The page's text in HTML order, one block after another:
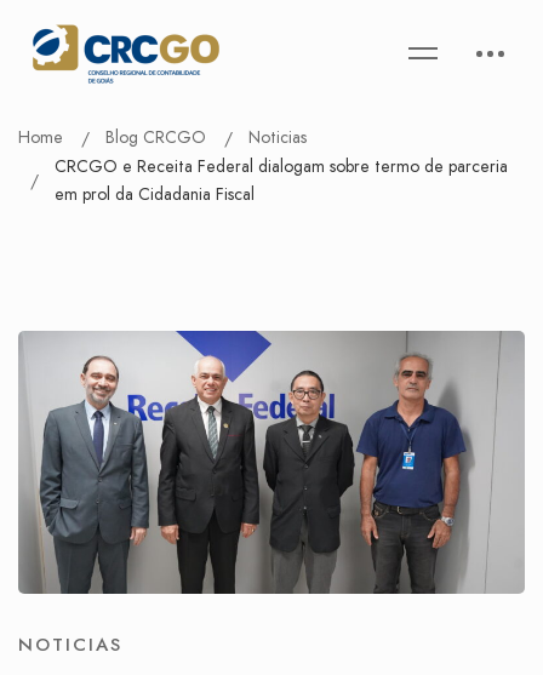
Home Blog CRCGO
Noticias
CRCGO e Receita Federal dialogam sobre termo de parceria
em prol da Cidadania Fiscal
NOTICIAS